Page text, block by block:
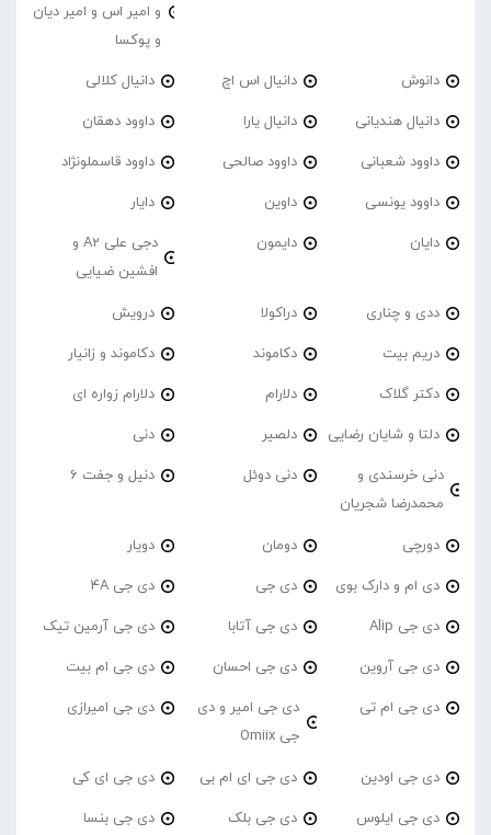
و امیر اس و امیر دیان
و پوکسا
دانوش دانیال اس اچ دانیال کلالی
دانیال هندیانی دانیال یارا داوود دهقان
داوود شعبانی داوود صالحی داوود قاسملونژاد
داوود یونسی داوین دایار
دایان دایمون
دجی علی A2 و
افشین ضیایی
ددی و چناری دراکولا درویش
دریم بیت دکاموند دکاموند و زانیار
دکتر گلاک دلارام دلارام زواره ای
دلتا و شایان رضایی دلصیر دنی
دنی خرسندی و
محمدرضا شجریان
دنی دوئل دنیل و جفت 6
دورچی دومان دویار
دی ام و دارک بوی دی جی دی جی 4A
دی جی Alip دی جی آتابا دی جی آرمین تیک
دی جی آروین دی جی احسان دی جی ام بیت
دی جی ام تی
دی جی امیر و دی
جی Omiix
دی جی امیرازی
دی جی اودین دی جی ای ام بی دی جی ای کی
دی جی ایلوس دی جی بلک دی جی بنسا